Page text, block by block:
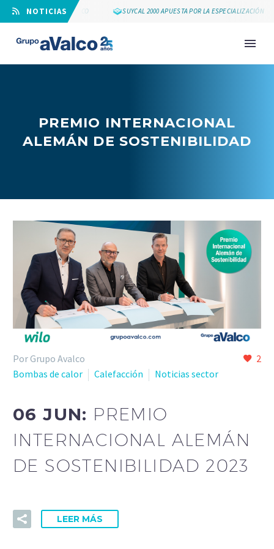
⠀NOTICIAS
25 AÑOS DE GRUPO AVALCO SUYCAL 2000 APUESTA POR LA ESPECIALIZACIÓN
PREMIO INTERNACIONAL
ALEMÁN DE SOSTENIBILIDAD
2
Por Grupo Avalco
Bombas de calor
Calefacción Noticias sector
06 JUN: PREMIO
INTERNACIONAL ALEMÁN
DE SOSTENIBILIDAD 2023
LEER MÁS